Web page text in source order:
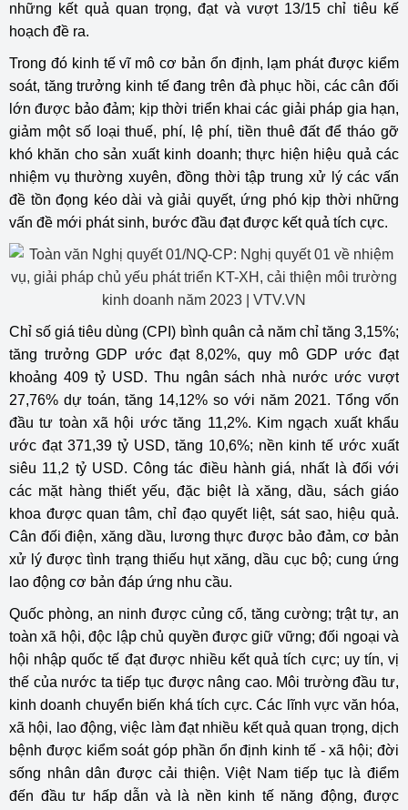
những kết quả quan trọng, đạt và vượt 13/15 chỉ tiêu kế
hoạch đề ra.
Trong đó kinh tế vĩ mô cơ bản ổn định, lạm phát được kiểm
soát, tăng trưởng kinh tế đang trên đà phục hồi, các cân đối
lớn được bảo đảm; kịp thời triển khai các giải pháp gia hạn,
giảm một số loại thuế, phí, lệ phí, tiền thuê đất để tháo gỡ
khó khăn cho sản xuất kinh doanh; thực hiện hiệu quả các
nhiệm vụ thường xuyên, đồng thời tập trung xử lý các vấn
đề tồn đọng kéo dài và giải quyết, ứng phó kịp thời những
vấn đề mới phát sinh, bước đầu đạt được kết quả tích cực.
Chỉ số giá tiêu dùng (CPI) bình quân cả năm chỉ tăng 3,15%;
tăng trưởng GDP ước đạt 8,02%, quy mô GDP ước đạt
khoảng 409 tỷ USD. Thu ngân sách nhà nước ước vượt
27,76% dự toán, tăng 14,12% so với năm 2021. Tổng vốn
đầu tư toàn xã hội ước tăng 11,2%. Kim ngạch xuất khẩu
ước đạt 371,39 tỷ USD, tăng 10,6%; nền kinh tế ước xuất
siêu 11,2 tỷ USD. Công tác điều hành giá, nhất là đối với
các mặt hàng thiết yếu, đặc biệt là xăng, dầu, sách giáo
khoa được quan tâm, chỉ đạo quyết liệt, sát sao, hiệu quả.
Cân đối điện, xăng dầu, lương thực được bảo đảm, cơ bản
xử lý được tình trạng thiếu hụt xăng, dầu cục bộ; cung ứng
lao động cơ bản đáp ứng nhu cầu.
Quốc phòng, an ninh được củng cố, tăng cường; trật tự, an
toàn xã hội, độc lập chủ quyền được giữ vững; đối ngoại và
hội nhập quốc tế đạt được nhiều kết quả tích cực; uy tín, vị
thế của nước ta tiếp tục được nâng cao. Môi trường đầu tư,
kinh doanh chuyển biến khá tích cực. Các lĩnh vực văn hóa,
xã hội, lao động, việc làm đạt nhiều kết quả quan trọng, dịch
bệnh được kiểm soát góp phần ổn định kinh tế - xã hội; đời
sống nhân dân được cải thiện. Việt Nam tiếp tục là điểm
đến đầu tư hấp dẫn và là nền kinh tế năng động, được